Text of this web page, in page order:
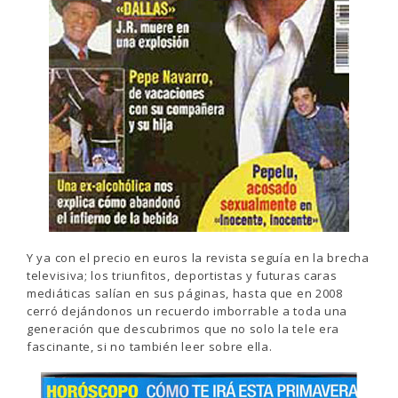
Y ya con el precio en euros la revista seguía en la brecha
televisiva; los triunfitos, deportistas y futuras caras
mediáticas salían en sus páginas, hasta que en 2008
cerró dejándonos un recuerdo imborrable a toda una
generación que descubrimos que no solo la tele era
fascinante, si no también leer sobre ella.